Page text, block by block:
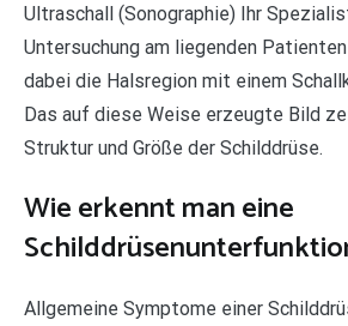
Ultraschall (Sonographie) Ihr
Untersuchung am liegenden
dabei die Halsregion mit einem
Das auf diese Weise erzeugte Bild
Struktur und Größe der Schilddrüse.
Wie erkennt man eine
Allgemeine Symptome einer